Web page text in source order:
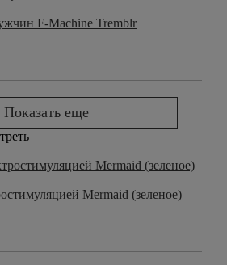
F-Machine Tremblr
Показать еще
Mermaid (зеленое)